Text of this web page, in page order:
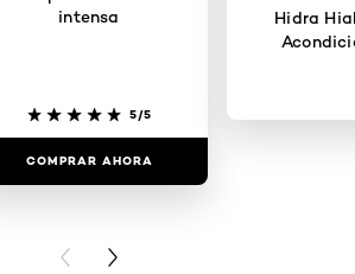
intensa
5/5
COMPRAR AHORA
Hidra
PREVIOUS CARD
NEXT CARD